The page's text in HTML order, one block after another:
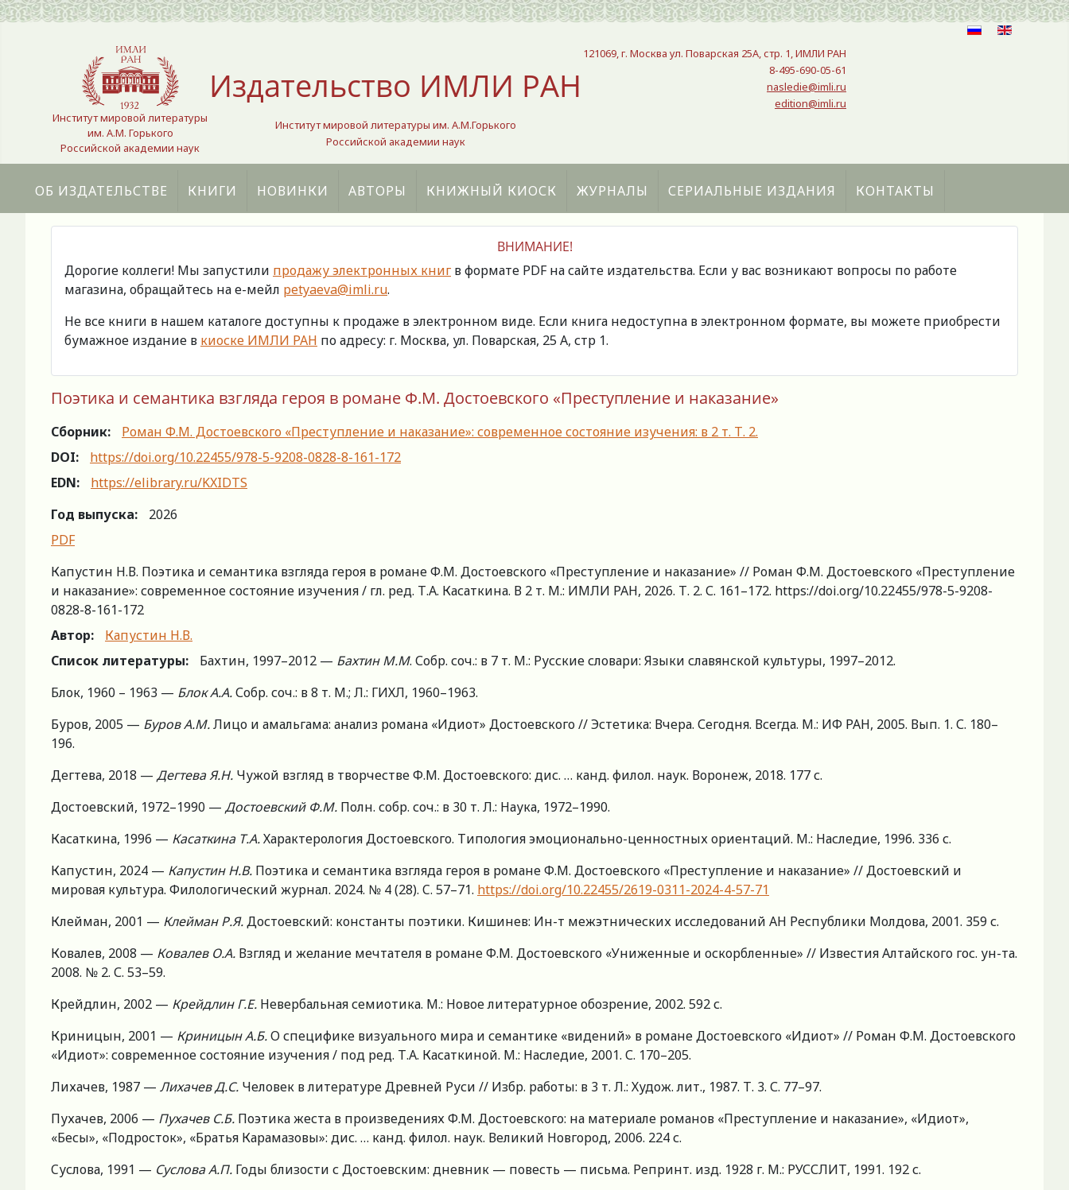
Выберите язык
Институт мировой литературы
им. А.М. Горького
Российской академии наук
Издательство ИМЛИ РАН
Институт мировой литературы им. А.М.Горького
Российской академии наук
121069, г. Москва ул. Поварская 25A, стр. 1, ИМЛИ РАН
8-495-690-05-61
nasledie@imli.ru
edition@imli.ru
ОБ ИЗДАТЕЛЬСТВЕ КНИГИ НОВИНКИ АВТОРЫ КНИЖНЫЙ КИОСК ЖУРНАЛЫ СЕРИАЛЬНЫЕ ИЗДАНИЯ КОНТАКТЫ
ВНИМАНИЕ!
Дорогие коллеги! Мы запустили продажу электронных книг в формате PDF на сайте издательства. Если у вас возникают вопросы по работе
магазина, обращайтесь на е-мейл petyaeva@imli.ru.
Не все книги в нашем каталоге доступны к продаже в электронном виде. Если книга недоступна в электронном формате, вы можете приобрести
бумажное издание в киоске ИМЛИ РАН по адресу: г. Москва, ул. Поварская, 25 А, стр 1.
Поэтика и семантика взгляда героя в романе Ф.М. Достоевского «Преступление и наказание»
Сборник:
Роман Ф.М. Достоевского «Преступление и наказание»: современное состояние изучения: в 2 т. Т. 2.
DOI:
https://doi.org/10.22455/978-5-9208-0828-8-161-172
EDN:
https://elibrary.ru/KXIDTS
Год выпуска:
2026
PDF
Капустин Н.В. Поэтика и семантика взгляда героя в романе Ф.М. Достоевского «Преступление и наказание» // Роман Ф.М. Достоевского «Преступление
и наказание»: современное состояние изучения / гл. ред. Т.А. Касаткина. В 2 т. М.: ИМЛИ РАН, 2026. Т. 2. С. 161–172. https://doi.org/10.22455/978-5-9208-
0828-8-161-172
Автор:
Капустин Н.В.
Список литературы:
Бахтин, 1997–2012 — Бахтин М.М. Собр. соч.: в 7 т. М.: Русские словари: Языки славянской культуры, 1997–2012.
Блок, 1960 – 1963 — Блок А.А.Собр. соч.: в 8 т. М.; Л.: ГИХЛ, 1960–1963.
Буров, 2005 — Буров А.М.Лицо и амальгама: анализ романа «Идиот» Достоевского // Эстетика: Вчера. Сегодня. Всегда. М.: ИФ РАН, 2005. Вып. 1. С. 180–
196.
Дегтева, 2018 — Дегтева Я.Н. Чужой взгляд в творчестве Ф.М. Достоевского: дис. … канд. филол. наук. Воронеж, 2018. 177 с.
Достоевский, 1972–1990 — Достоевский Ф.М. Полн. собр. соч.: в 30 т. Л.: Наука, 1972–1990.
Касаткина, 1996 — Касаткина Т.А.Характерология Достоевского. Типология эмоционально-ценностных ориентаций. М.: Наследие, 1996. 336 с.
Капустин, 2024 — Капустин Н.В. Поэтика и семантика взгляда героя в романе Ф.М. Достоевского «Преступление и наказание» // Достоевский и
мировая культура. Филологический журнал. 2024. № 4 (28). C. 57–71. https://doi.org/10.22455/2619-0311-2024-4-57-71
Клейман, 2001 — Клейман Р.Я.Достоевский: константы поэтики. Кишинев: Ин-т межэтнических исследований АН Республики Молдова, 2001. 359 с.
Ковалев, 2008 — Ковалев О.А. Взгляд и желание мечтателя в романе Ф.М. Достоевского «Униженные и оскорбленные» // Известия Алтайского гос. ун-та.
2008. № 2. С. 53–59.
Крейдлин, 2002 — Крейдлин Г.Е. Невербальная семиотика. М.: Новое литературное обозрение, 2002. 592 с.
Криницын, 2001 — Криницын А.Б.О специфике визуального мира и семантике «видений» в романе Достоевского «Идиот» // Роман Ф.М. Достоевского
«Идиот»: современное состояние изучения / под ред. Т.А. Касаткиной. М.: Наследие, 2001. С. 170–205.
Лихачев, 1987 — Лихачев Д.С. Человек в литературе Древней Руси // Избр. работы: в 3 т. Л.: Худож. лит., 1987. Т. 3. С. 77–97.
Пухачев, 2006 — Пухачев С.Б. Поэтика жеста в произведениях Ф.М. Достоевского: на материале романов «Преступление и наказание», «Идиот»,
«Бесы», «Подросток», «Братья Карамазовы»: дис. … канд. филол. наук. Великий Новгород, 2006. 224 с.
Cуслова, 1991 — Суслова А.П. Годы близости с Достоевским: дневник — повесть — письма. Репринт. изд. 1928 г. М.: РУССЛИТ, 1991. 192 с.